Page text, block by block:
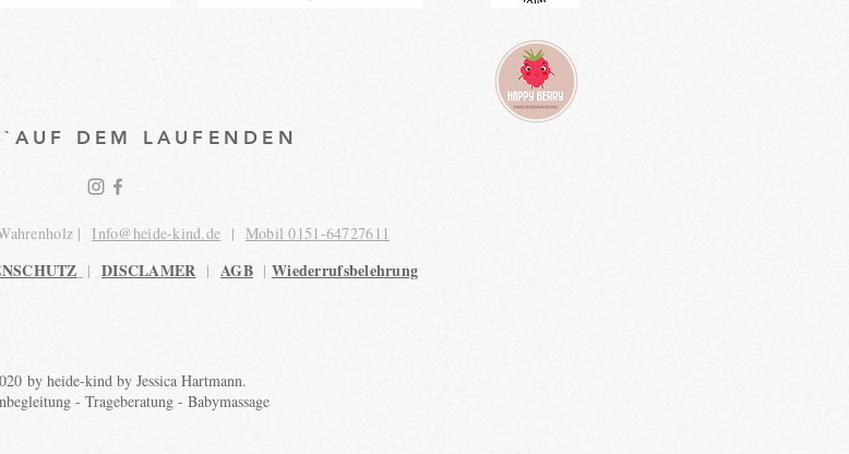
DEM LAUFENDEN
| Info@heide-kind.de | Mobil 0151-64727611
|DISCLAMER | AGB | Wiederrufsbelehrung
by heide-kind by Jessica Hartmann.
- Trageberatung - Babymassage